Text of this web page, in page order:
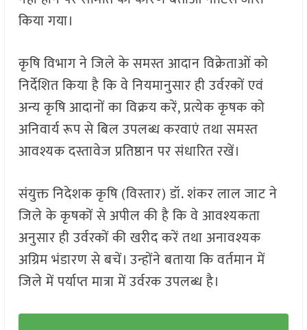
किया गया।
कृषि विभाग ने जिले के समस्त आदान विक्रेताओं को
निर्देशित किया है कि वे नियमानुसार ही उर्वरकों एवं
अन्य कृषि आदानों का विक्रय करें, प्रत्येक कृषक को
अनिवार्य रूप से बिल उपलब्ध करवाएं तथा समस्त
आवश्यक दस्तावेज प्रतिष्ठान पर संधारित रखें।
संयुक्त निदेशक कृषि (विस्तार) डॉ. शंकर लाल जाट ने
जिले के कृषकों से अपील की है कि वे आवश्यकता
अनुसार ही उर्वरकों की खरीद करें तथा अनावश्यक
अग्रिम भंडारण से बचें। उन्होंने बताया कि वर्तमान में
जिले में पर्याप्त मात्रा में उर्वरक उपलब्ध है।